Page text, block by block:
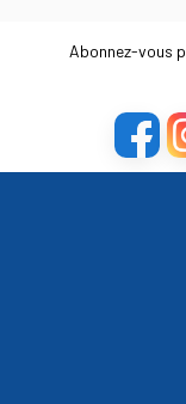
Abonnez-vous